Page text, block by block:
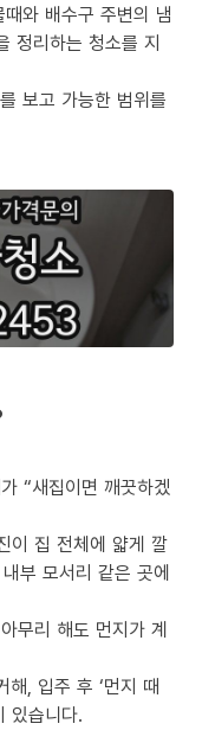
와 배수구 주변의 냄
정리하는 청소를 지
보고 가능한 범위를
“새집이면 깨끗하겠
이 집 전체에 얇게 깔
내부 모서리 같은 곳에
무리 해도 먼지가 계
해, 입주 후 ‘먼지 때
있습니다.